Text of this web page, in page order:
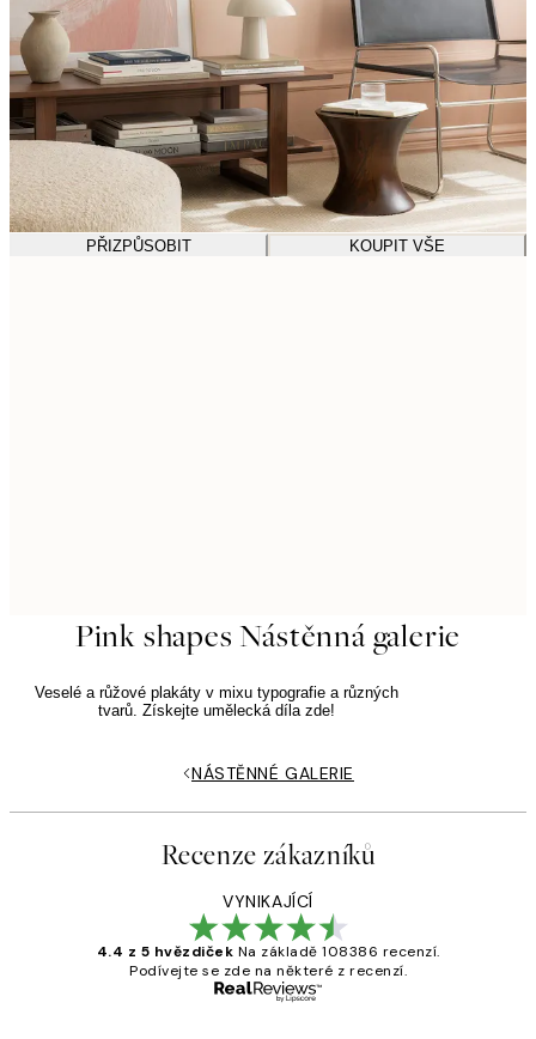
PŘIZPŮSOBIT KOUPIT VŠE
Pink shapes Nástěnná galerie
Veselé a růžové plakáty v mixu typografie a různých
tvarů. Získejte umělecká díla zde!
NÁSTĚNNÉ GALERIE
Recenze zákazníků
VYNIKAJÍCÍ
4.4 z 5 hvězdiček Na základě 108386 recenzí.
Podívejte se zde na některé z recenzí.